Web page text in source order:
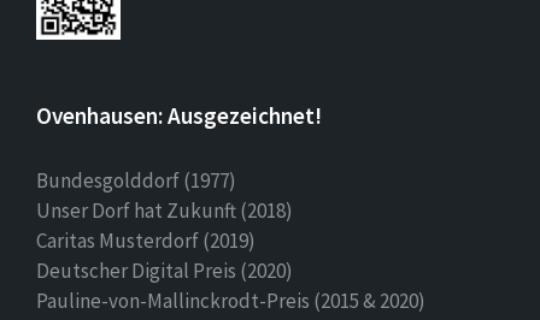
Ovenhausen: Ausgezeichnet!
Bundesgolddorf (1977)
Unser Dorf hat Zukunft (2018)
Caritas Musterdorf (2019)
Deutscher Digital Preis (2020)
Pauline-von-Mallinckrodt-Preis (2015 & 2020)